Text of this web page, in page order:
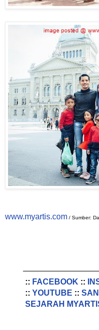
www.myartis.com / Sumber:
:: FACEBOOK ::
:: YOUTUBE ::
SEJARAH